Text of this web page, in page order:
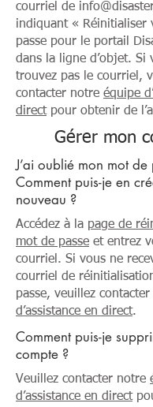
courriel de
indiquant « Réinitialiser
passe pour le portail
dans la ligne d’objet. Si
trouvez pas le courriel,
contacter notre équipe
directpour obtenir de
Gérer mon
J’ai oublié mon mot de
Comment puis-je en
nouveau ?
Accédez à la page de
mot de passe et entrez
courriel. Si vous ne
courriel de
passe, veuillez
d’assistance en direct.
Comment puis-je
compte ?
Veuillez contacter notre
d’assistance en direct